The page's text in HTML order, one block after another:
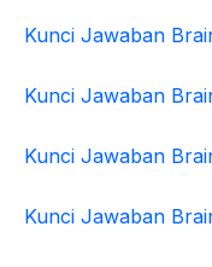
Kunci Jawaban
Kunci Jawaban
Kunci Jawaban
Kunci Jawaban